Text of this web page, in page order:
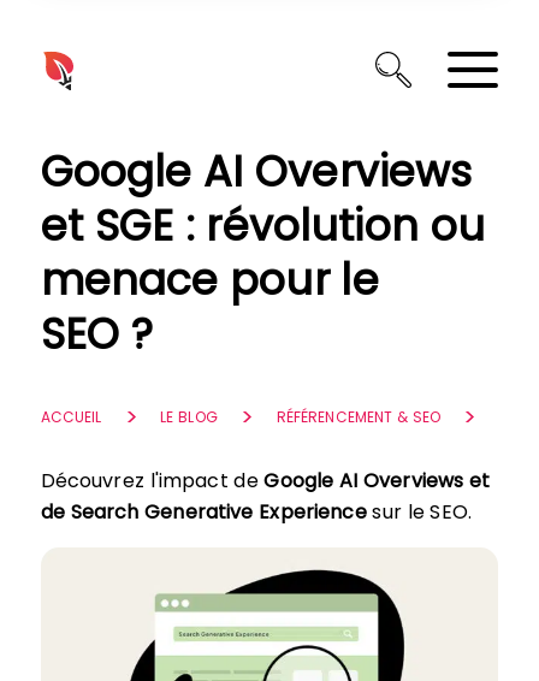
Google AI Overviews
et SGE : révolution ou
menace pour le
SEO ?
ACCUEIL LE BLOG RÉFÉRENCEMENT & SEO
Découvrez l'impact deGoogle AI Overviews et
de Search Generative Experiencesur le SEO.